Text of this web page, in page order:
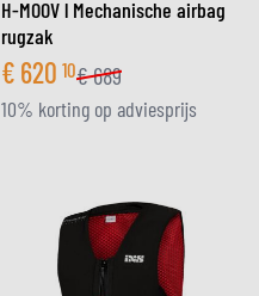
H-MOOV l Mechanische airbag
rugzak
€ 620 10€689
10% korting op adviesprijs